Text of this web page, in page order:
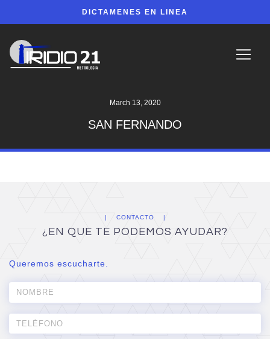
DICTAMENES EN LINEA
March 13, 2020
SAN FERNANDO
CONTACTO
¿EN QUE TE PODEMOS AYUDAR?
Queremos escucharte.